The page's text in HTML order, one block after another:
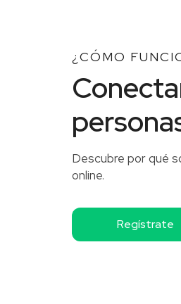
¿CÓMO
Descubre por qué
online.
Regístrate